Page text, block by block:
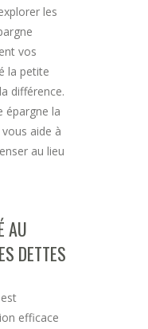
les
vos
la petite
différence.
épargne la
aide à
au lieu
AU
DETTES
efficace